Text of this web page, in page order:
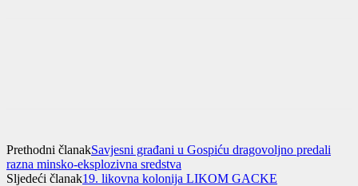
Prethodni članakSavjesni građani u Gospiću dragovoljno predali
razna minsko-eksplozivna sredstva
Sljedeći članak19. likovna kolonija LIKOM GACKE